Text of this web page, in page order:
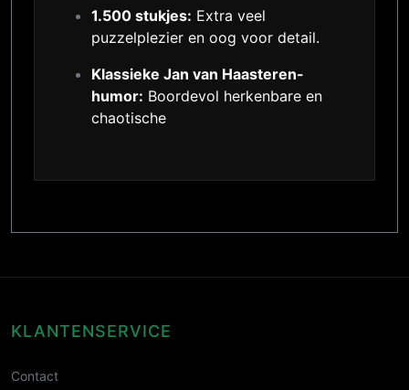
1.500 stukjes: Extra veel
puzzelplezier en oog voor detail.
Klassieke Jan van Haasteren-
humor: Boordevol herkenbare en
chaotische
KLANTENSERVICE
Contact